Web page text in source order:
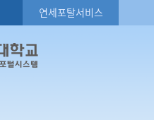
연세포탈서비스